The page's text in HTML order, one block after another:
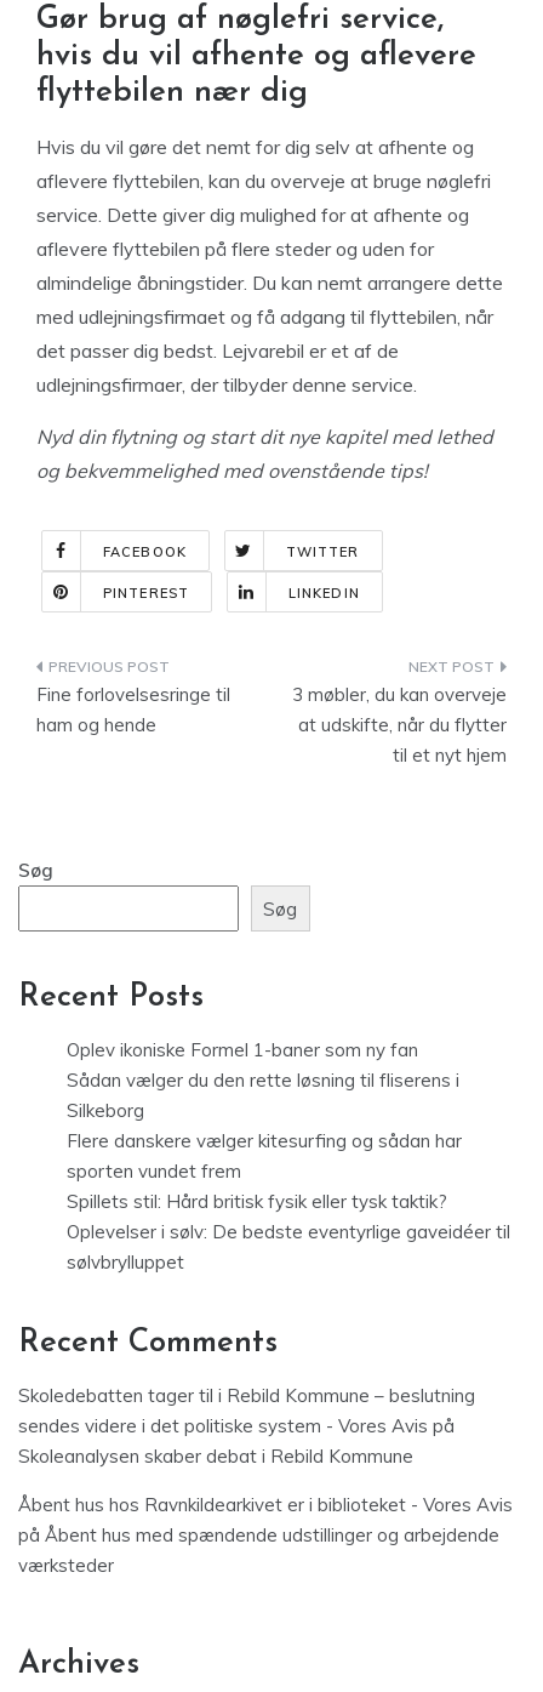
Gør brug af nøglefri service,
hvis du vil afhente og aflevere
flyttebilen nær dig
Hvis du vil gøre det nemt for dig selv at afhente og
aflevere flyttebilen, kan du overveje at bruge nøglefri
service. Dette giver dig mulighed for at afhente og
aflevere flyttebilen på flere steder og uden for
almindelige åbningstider. Du kan nemt arrangere dette
med udlejningsfirmaet og få adgang til flyttebilen, når
det passer dig bedst. Lejvarebil er et af de
udlejningsfirmaer, der tilbyder denne service.
Nyd din flytning og start dit nye kapitel med lethed
og bekvemmelighed med ovenstående tips!
FACEBOOK TWITTER
PINTEREST LINKEDIN
Indlægsnavigation
Fine forlovelsesringe til
ham og hende
3 møbler, du kan overveje
at udskifte, når du flytter
til et nyt hjem
Søg
Søg
Recent Posts
Oplev ikoniske Formel 1-baner som ny fan
Sådan vælger du den rette løsning til fliserens i
Silkeborg
Flere danskere vælger kitesurfing og sådan har
sporten vundet frem
Spillets stil: Hård britisk fysik eller tysk taktik?
Oplevelser i sølv: De bedste eventyrlige gaveidéer til
sølvbrylluppet
Recent Comments
Skoledebatten tager til i Rebild Kommune – beslutning
sendes videre i det politiske system - Vores Avis på
Skoleanalysen skaber debat i Rebild Kommune
Åbent hus hos Ravnkildearkivet er i biblioteket - Vores Avis
på Åbent hus med spændende udstillinger og arbejdende
værksteder
Archives